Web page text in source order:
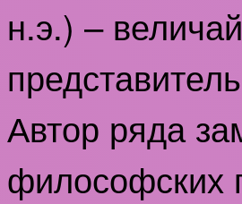
н.э.) –
Автор ряда
философских